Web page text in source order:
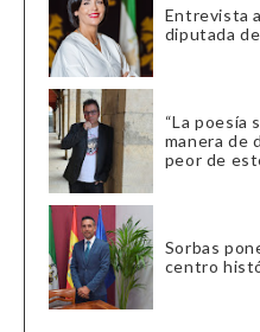
Entrevista
diputada
“La poesía
manera de
peor de
Sorbas
centro